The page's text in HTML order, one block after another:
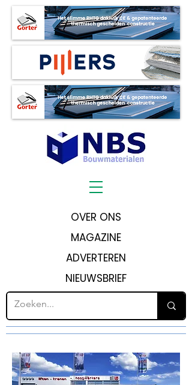
OVER ONS
MAGAZINE
ADVERTEREN
NIEUWSBRIEF